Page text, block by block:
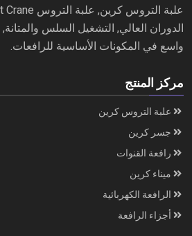
الدوران العالي, التشغيل السلس
واسع في المكونات الأساسية للرافعات.
مركز المنتج
علبة التروس كرين
جسر كرين
رافعة القنوات
ميناء كرين
الرافعة الكهربائية
أجزاء الرافعة